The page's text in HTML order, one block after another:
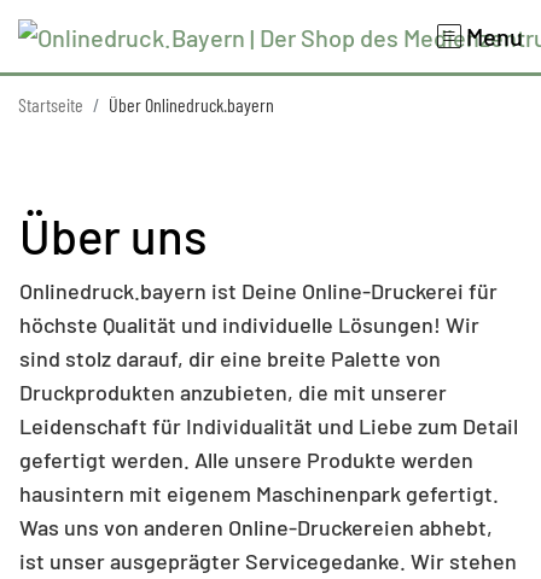
Menu
Startseite Über Onlinedruck.bayern
Über uns
Onlinedruck.bayern ist Deine Online-Druckerei für
höchste Qualität und individuelle Lösungen! Wir
sind stolz darauf, dir eine breite Palette von
Druckprodukten anzubieten, die mit unserer
Leidenschaft für Individualität und Liebe zum Detail
gefertigt werden. Alle unsere Produkte werden
hausintern mit eigenem Maschinenpark gefertigt.
Was uns von anderen Online-Druckereien abhebt,
ist unser ausgeprägter Servicegedanke. Wir stehen